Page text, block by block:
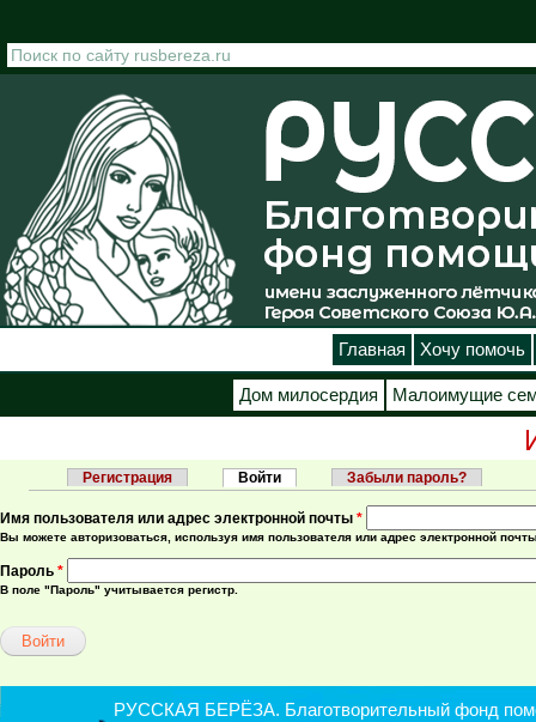
Главная Хочу помочь
Дом милосердия Малоимущие
Главные вкладки
Регистрация Войти (активная вкладка)
Забыли пароль?
Имя пользователя или адрес электронной почты *
Вы можете авторизоваться, используя имя пользователя или адрес электронной
Пароль *
В поле "Пароль" учитывается регистр.
РУССКАЯ БЕРЁЗА. Благотворительный фонд